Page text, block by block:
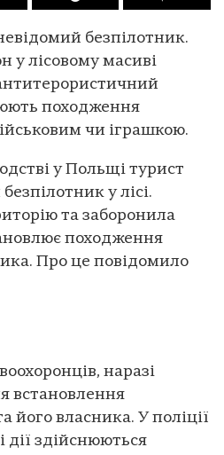
безпілотник.
у лісовому масиві
походження
чи іграшкою.
у Польщі турист
у лісі.
та заборонила
походження
Про це повідомило
наразі
встановлення
його власника. У поліції
здійснюються